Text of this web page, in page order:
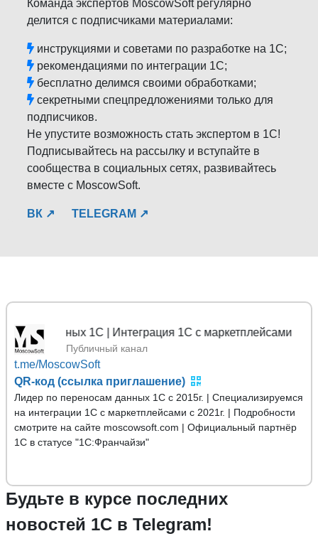
Команда экспертов MoscowSoft регулярно
делится с подписчиками материалами:
инструкциями и советами по разработке на 1С;
рекомендациями по интеграции 1С;
бесплатно делимся своими обработками;
секретными спецпредложениями только для
подписчиков.
Не упустите возможность стать экспертом в 1С!
Подписывайтесь на рассылку и вступайте в
сообщества в социальных сетях, развивайтесь
вместе с MoscowSoft.
ВК ↗ TELEGRAM ↗
данных 1С | Интеграция 1С с маркетплейсами
Публичный канал
t.me/MoscowSoft
QR-код (ссылка приглашение)
Лидер по переносам данных 1С с 2015г. | Специализируемся
на интеграции 1С с маркетплейсами с 2021г. | Подробности
смотрите на сайте moscowsoft.com | Официальный партнёр
1С в статусе "1С:Франчайзи"
Будьте в курсе последних
новостей 1С в Telegram!